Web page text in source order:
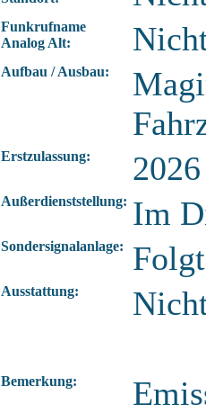
Funkrufname
Analog Alt:
Aufbau / Ausbau:
Erstzulassung: 2026
Außerdienststellung: Im
Sondersignalanlage:
Ausstattung:
Bemerkung: